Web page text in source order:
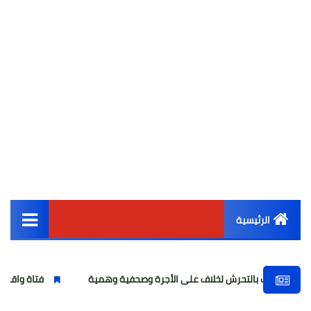
الرئيسية
أخبار مصر لخلاف على الأجرة وصحفية وهمية فتاة واقعة "أوبر" تواجه